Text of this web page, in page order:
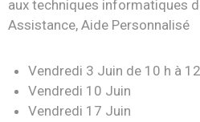
aux techniques informatiques
Assistance, Aide Personnalisé
Vendredi 3 Juin de 10 h à
Vendredi 10 Juin
Vendredi 17 Juin